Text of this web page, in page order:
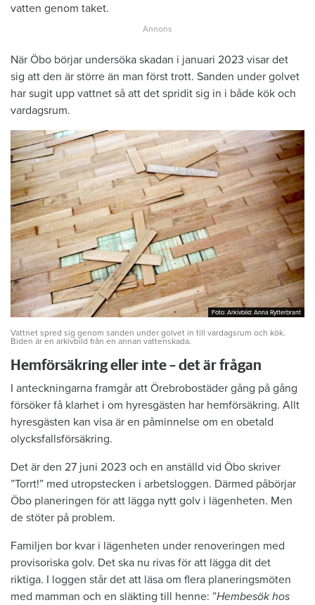
vatten genom taket.
När Öbo börjar undersöka skadan i januari 2023 visar det
sig att den är större än man först trott. Sanden under golvet
har sugit upp vattnet så att det spridit sig in i både kök och
vardagsrum.
Foto: Arkivbild: Anna Rytterbrant
Foto: Arkivbild: Anna Rytterbrant
Vattnet spred sig genom sanden under golvet in till vardagsrum och kök.
Biden är en arkivbild från en annan vattenskada.
Hemförsäkring eller inte – det är frågan
I anteckningarna framgår att Örebrobostäder gång på gång
försöker få klarhet i om hyresgästen har hemförsäkring. Allt
hyresgästen kan visa är en påminnelse om en obetald
olycksfallsförsäkring.
Det är den 27 juni 2023 och en anställd vid Öbo skriver
”Torrt!” med utropstecken i arbetsloggen. Därmed påbörjar
Öbo planeringen för att lägga nytt golv i lägenheten. Men
de stöter på problem.
Familjen bor kvar i lägenheten under renoveringen med
provisoriska golv. Det ska nu rivas för att lägga dit det
riktiga. I loggen står det att läsa om flera planeringsmöten
med mamman och en släkting till henne: ”Hembesök hos